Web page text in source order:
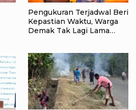
Pengukuran Terjadwal Beri
Kepastian Waktu, Warga
Demak Tak Lagi Lama